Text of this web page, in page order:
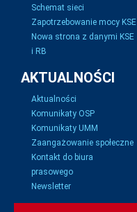
Schemat sieci
Zapotrzebowanie mocy KSE
Nowa strona z danymi KSE
i RB
AKTUALNOŚCI
Aktualności
Komunikaty OSP
Komunikaty UMM
Zaangażowanie społeczne
Kontakt do biura
prasowego
Newsletter